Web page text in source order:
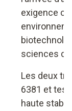
exigence
sciences de
Les deux
6381 et
haute